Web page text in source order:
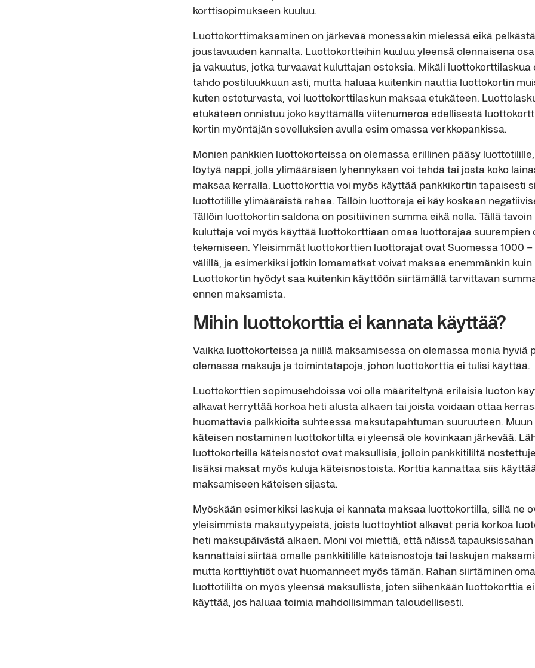
korttisopimukseen kuuluu.
Luottokorttimaksaminen on järkevää monessakin mielessä eikä
joustavuuden kannalta. Luottokortteihin kuuluu yleensä olennaisena
ja vakuutus, jotka turvaavat kuluttajan ostoksia. Mikäli luottokorttilaskua
tahdo postiluukkuun asti, mutta haluaa kuitenkin nauttia luottokortin
kuten ostoturvasta, voi luottokorttilaskun maksaa etukäteen.
etukäteen onnistuu joko käyttämällä viitenumeroa edellisestä
kortin myöntäjän sovelluksien avulla esim omassa verkkopankissa.
Monien pankkien luottokorteissa on olemassa erillinen pääsy
löytyä nappi, jolla ylimääräisen lyhennyksen voi tehdä tai josta koko
maksaa kerralla. Luottokorttia voi myös käyttää pankkikortin tapaisesti
luottotilille ylimääräistä rahaa. Tällöin luottoraja ei käy koskaan
Tällöin luottokortin saldona on positiivinen summa eikä nolla. Tällä
kuluttaja voi myös käyttää luottokorttiaan omaa luottorajaa suurempien
tekemiseen. Yleisimmät luottokorttien luottorajat ovat Suomessa 1000
välillä, ja esimerkiksi jotkin lomamatkat voivat maksaa enemmänkin kuin
Luottokortin hyödyt saa kuitenkin käyttöön siirtämällä tarvittavan
ennen maksamista.
Mihin luottokorttia ei kannata käyttää?
Vaikka luottokorteissa ja niillä maksamisessa on olemassa monia hyviä
olemassa maksuja ja toimintatapoja, johon luottokorttia ei tulisi käyttää.
Luottokorttien sopimusehdoissa voi olla määriteltynä erilaisia luoton
alkavat kerryttää korkoa heti alusta alkaen tai joista voidaan ottaa
huomattavia palkkioita suhteessa maksutapahtuman suuruuteen. Muun
käteisen nostaminen luottokortilta ei yleensä ole kovinkaan järkevää.
luottokorteilla käteisnostot ovat maksullisia, jolloin pankkitililtä
lisäksi maksat myös kuluja käteisnostoista. Korttia kannattaa siis
maksamiseen käteisen sijasta.
Myöskään esimerkiksi laskuja ei kannata maksaa luottokortilla, sillä ne
yleisimmistä maksutyypeistä, joista luottoyhtiöt alkavat periä korkoa
heti maksupäivästä alkaen. Moni voi miettiä, että näissä
kannattaisi siirtää omalle pankkitilille käteisnostoja tai laskujen
mutta korttiyhtiöt ovat huomanneet myös tämän. Rahan siirtäminen
luottotililtä on myös yleensä maksullista, joten siihenkään luottokorttia
käyttää, jos haluaa toimia mahdollisimman taloudellisesti.